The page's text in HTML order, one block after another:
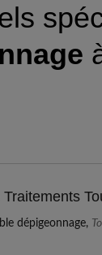
dépigeonnage,